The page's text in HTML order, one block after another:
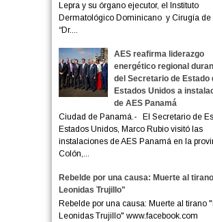
Lepra y su órgano ejecutor, el Instituto
Dermatológico Dominicano y Cirugía de
“Dr....
AES reafirma liderazgo
energético regional
del Secretario de Estado
Estados Unidos a
de AES Panamá
Ciudad de Panamá.- El Secretario de
Estados Unidos, Marco Rubio visitó las
instalaciones de AES Panamá en la
Colón,...
Rebelde por una causa: Muerte al
Leonidas Trujillo"
Rebelde por una causa: Muerte al tirano
Leonidas Trujillo" www.facebook.com